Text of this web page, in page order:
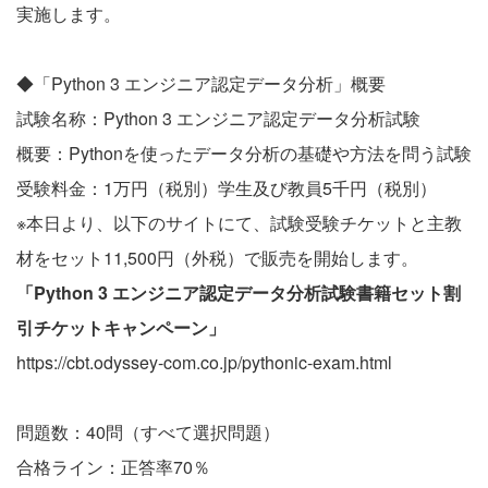
実施します。
◆「Python 3 エンジニア認定データ分析」概要
試験名称：Python 3 エンジニア認定データ分析試験
概要：Pythonを使ったデータ分析の基礎や方法を問う試験
受験料金：1万円（税別）学生及び教員5千円（税別）
※本日より、以下のサイトにて、試験受験チケットと主教
材をセット11,500円（外税）で販売を開始します。
「Python 3 エンジニア認定データ分析試験書籍セット割
引チケットキャンペーン 」
https://cbt.odyssey-com.co.jp/pythonic-exam.html
問題数：40問（すべて選択問題）
合格ライン：正答率70％